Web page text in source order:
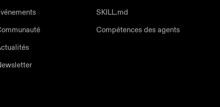
SKILL.md
Compétences des agents